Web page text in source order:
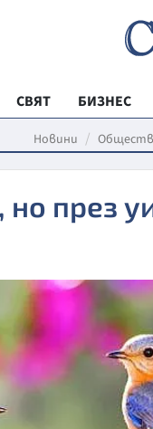
СВЯТ БИЗНЕС
Новини
през